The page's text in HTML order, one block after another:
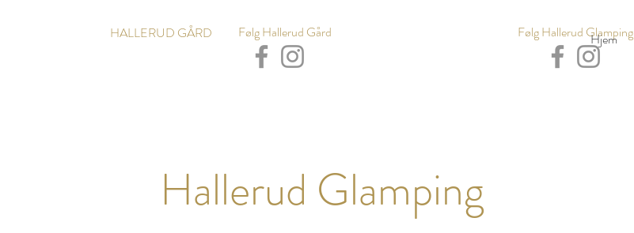
HALLERUD GÅRD Hjem
Følg Hallerud Gård Følg Hallerud Glamping
Hallerud Glamping